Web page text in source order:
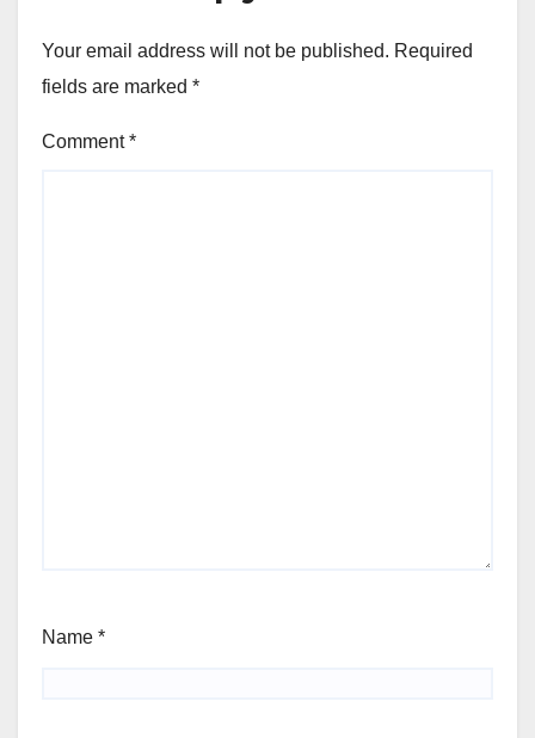
Your email address will not be published. Required
fields are marked *
Comment*
Name *